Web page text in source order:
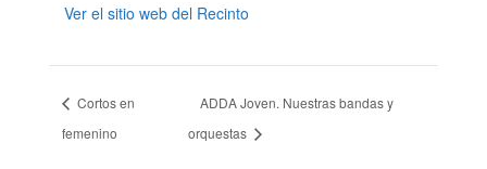
Ver el sitio web del Recinto
Cortos en
femenino
ADDA Joven. Nuestras bandas y
orquestas